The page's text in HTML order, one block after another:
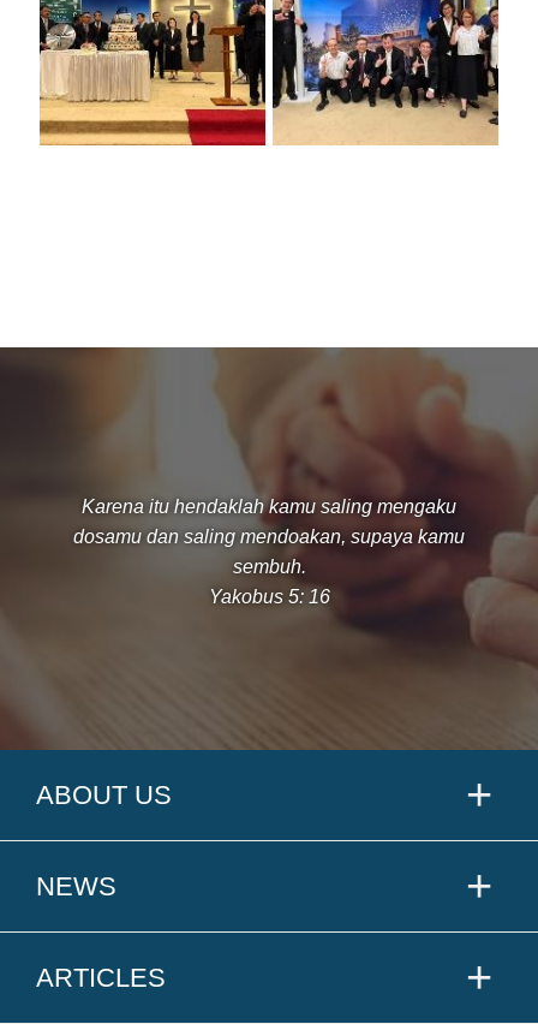
Karena itu hendaklah kamu saling mengaku
dosamu dan saling mendoakan, supaya kamu
sembuh.
Yakobus 5: 16
ABOUT US
NEWS
ARTICLES